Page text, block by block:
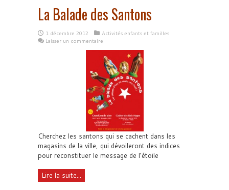
La Balade des Santons
1 décembre 2012
Activités enfants et familles
Laisser un commentaire
Cherchez les santons qui se cachent dans les
magasins de la ville, qui dévoileront des indices
pour reconstituer le message de l’étoile
Lire la suite...